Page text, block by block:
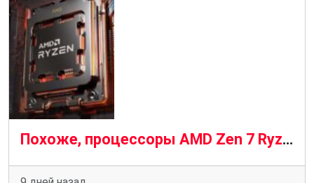
Похоже, процессоры AMD Zen 7 Ryzen будут последними, кто будет работать на материнских платах AM5